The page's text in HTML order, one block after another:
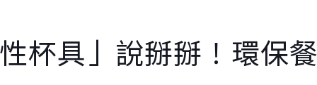
杯具」說掰掰！環保